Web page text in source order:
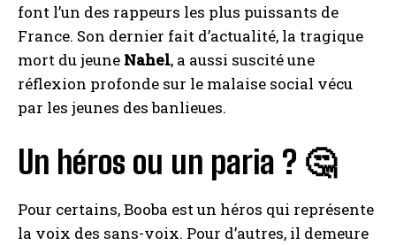
font l’un des rappeurs les plus puissants de
France. Son dernier fait d’actualité, la tragique
mort du jeune Nahel, a aussi suscité une
réflexion profonde sur le malaise social vécu
par les jeunes des banlieues.
Un héros ou un paria ? 🤔
Pour certains, Booba est un héros qui représente
la voix des sans-voix. Pour d’autres, il demeure